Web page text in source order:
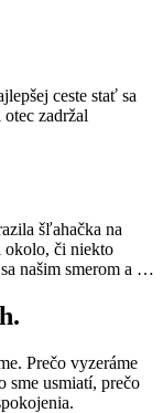
ceste stať sa
zadržal
šľahačka na
okolo, či niekto
našim smerom a …
Prečo vyzeráme
sme usmiatí, prečo